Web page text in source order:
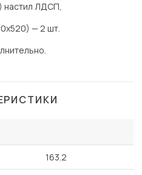
настил ЛДСП,
— 2 шт.
163.2